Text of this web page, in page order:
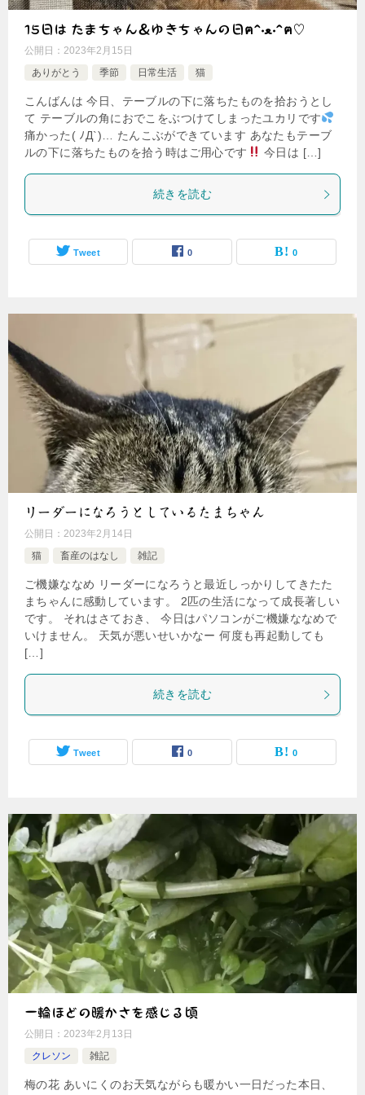
15日は たまちゃん＆ゆきちゃんの日ฅ^•ﻌ•^ฅ♡
公開日： 2023年2月15日
ありがとう
季節 日常生活 猫
こんばんは 今日、テーブルの下に落ちたものを拾おうとし
て テーブルの角におでこをぶつけてしまったユカリです
痛かった( ﾉД`)… たんこぶができています あなたもテーブ
ルの下に落ちたものを拾う時はご用心です
今日は […]
続きを読む
Tweet 0 0
リーダーになろうとしているたまちゃん
公開日： 2023年2月14日
猫
畜産のはなし 雑記
ご機嫌ななめ リーダーになろうと最近しっかりしてきたた
まちゃんに感動しています。 2匹の生活になって成長著しい
です。 それはさておき、 今日はパソコンがご機嫌ななめで
いけません。 天気が悪いせいかなー 何度も再起動しても
[…]
続きを読む
Tweet 0 0
一輪ほどの暖かさを感じる頃
公開日： 2023年2月13日
クレソン
雑記
梅の花 あいにくのお天気ながらも暖かい一日だった本日、